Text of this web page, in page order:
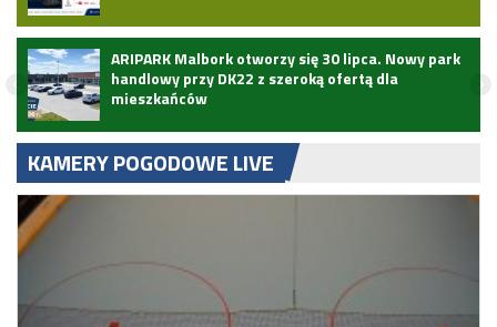
ARIPARK Malbork otworzy się 30 lipca. Nowy park
handlowy przy DK22 z szeroką ofertą dla
mieszkańców
KAMERY POGODOWE LIVE